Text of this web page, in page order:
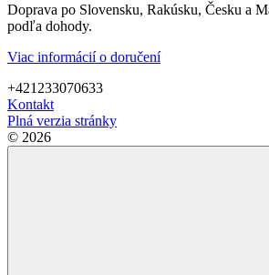
Doprava po Slovensku, Rakúsku, Česku a
podľa dohody.
Viac informácií o doručení
+421233070633
Kontakt
Plná verzia stránky
© 2026